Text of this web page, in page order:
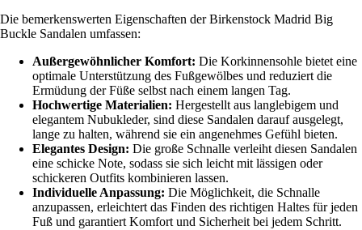
Die bemerkenswerten Eigenschaften der Birkenstock Madrid Big
Buckle Sandalen umfassen:
Außergewöhnlicher Komfort: Die Korkinnensohle bietet eine
optimale Unterstützung des Fußgewölbes und reduziert die
Ermüdung der Füße selbst nach einem langen Tag.
Hochwertige Materialien: Hergestellt aus langlebigem und
elegantem Nubukleder, sind diese Sandalen darauf ausgelegt,
lange zu halten, während sie ein angenehmes Gefühl bieten.
Elegantes Design: Die große Schnalle verleiht diesen Sandalen
eine schicke Note, sodass sie sich leicht mit lässigen oder
schickeren Outfits kombinieren lassen.
Individuelle Anpassung: Die Möglichkeit, die Schnalle
anzupassen, erleichtert das Finden des richtigen Haltes für jeden
Fuß und garantiert Komfort und Sicherheit bei jedem Schritt.